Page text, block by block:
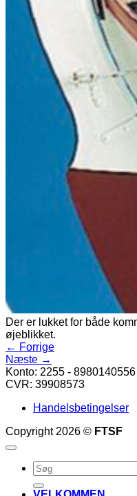
Der er lukket for både
øjeblikket.
← Forrige
Næste →
Konto: 2255 - 8980140556
CVR: 39908573
Handelsbetingelser
Copyright 2026 © FTSF
Søg
efter: